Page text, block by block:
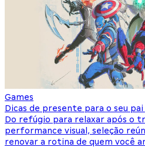
Games
Dicas de presente para o seu
Do refúgio para relaxar após o
performance visual, seleção
renovar a rotina de quem você